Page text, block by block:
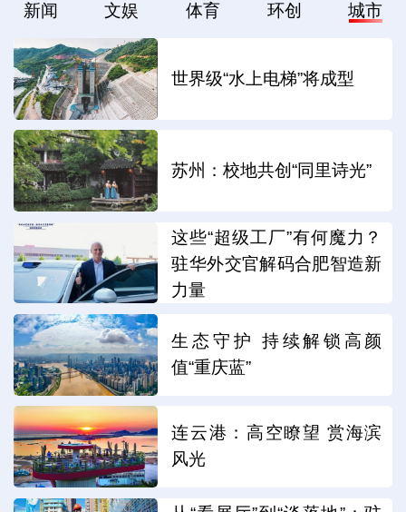
新闻 文娱 体育 环创 城市
世界级“水上电梯”将成型
苏州：校地共创“同里诗光”
这些“超级工厂”有何魔力？
驻华外交官解码合肥智造新
力量
生态守护 持续解锁高颜
值“重庆蓝”
连云港：高空瞭望 赏海滨
风光